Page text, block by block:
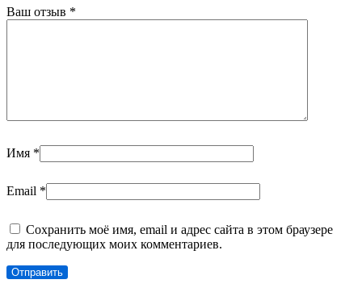
Ваш отзыв *
Имя *
Email *
Сохранить моё имя, email и адрес сайта в этом браузере
для последующих моих комментариев.